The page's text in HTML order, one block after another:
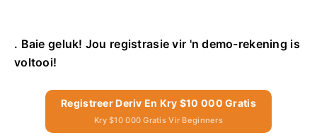
. Baie geluk! Jou registrasie vir 'n demo-rekening is
voltooi!
Registreer Deriv En Kry $10 000 Gratis
Kry $10 000 Gratis Vir Beginners